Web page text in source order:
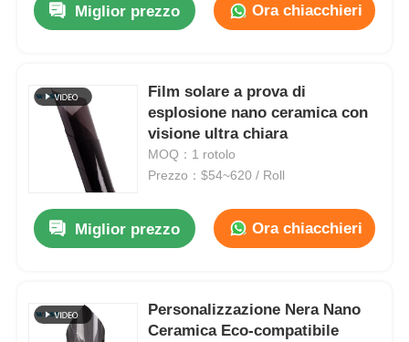
Miglior prezzo Ora chiacchieri
Film solare a prova di
esplosione nano ceramica con
visione ultra chiara
MOQ：1 rotolo
Prezzo：$54~620 / Roll
Miglior prezzo Ora chiacchieri
Personalizzazione Nera Nano
Ceramica Eco-compatibile